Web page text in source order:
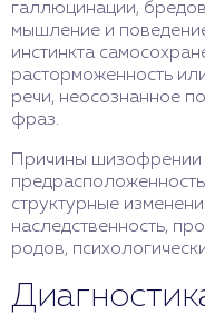
галлюцинации,
мышление и
инстинкта
расторможенность
речи, неосознанное
фраз.
Причины шизофрении
структурные
наследственность,
родов,